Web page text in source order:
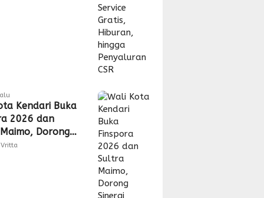
Kendari Buka
2026 dan
Dorong
Vritta